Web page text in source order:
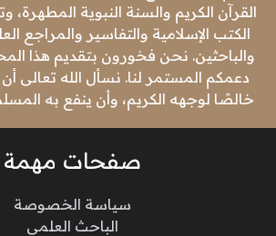
القرآن الكريم والسنة النبوية المطهرة،
الكتب الإسلامية والتفاسير والمراجع
والباحثين. نحن فخورون بتقديم هذا
دعمكم المستمر لنا. نسأل الله تعالى
خالصًا لوجهه الكريم، وأن ينفع به
صفحات مهمة
سياسة الخصوصة
الباحث العلمي